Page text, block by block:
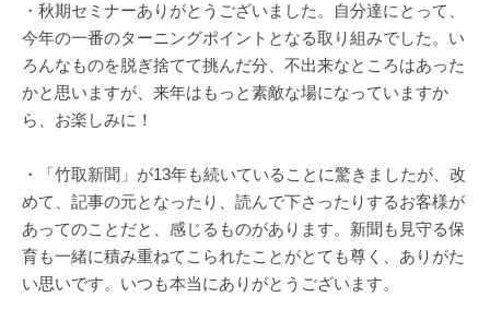
・秋期セミナーありがとうございました。自分達にとって、
今年の一番のターニングポイントとなる取り組みでした。い
ろんなものを脱ぎ捨てて挑んだ分、不出来なところはあった
かと思いますが、来年はもっと素敵な場になっていますか
ら、お楽しみに！
・「竹取新聞」が13年も続いていることに驚きましたが、改
めて、記事の元となったり、読んで下さったりするお客様が
あってのことだと、感じるものがあります。新聞も見守る保
育も一緒に積み重ねてこられたことがとても尊く、ありがた
い思いです。いつも本当にありがとうございます。